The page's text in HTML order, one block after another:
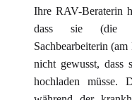
Ihre RAV-Beraterin
dass sie (die
Sachbearbeiterin
nicht gewusst, dass
hochladen müsse.